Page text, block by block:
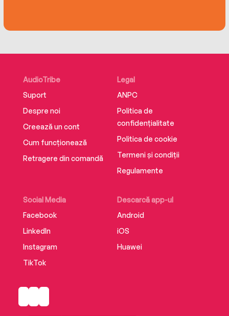
of the choices you’ve made, you have hope for
A supplemental Enhancement PDF
accompanies this audiobook.
AudioTribe
Suport
Despre noi
Creează un cont
Cum funcționează
Retragere din comandă
Social Media
Facebook
LinkedIn
Instagram
TikTok
Descarcă app-ul
Android
iOS
Huawei
Legal
ANPC
Politica de
confidențialitate
Politica de cookie
Termeni și condiții
Regulamente